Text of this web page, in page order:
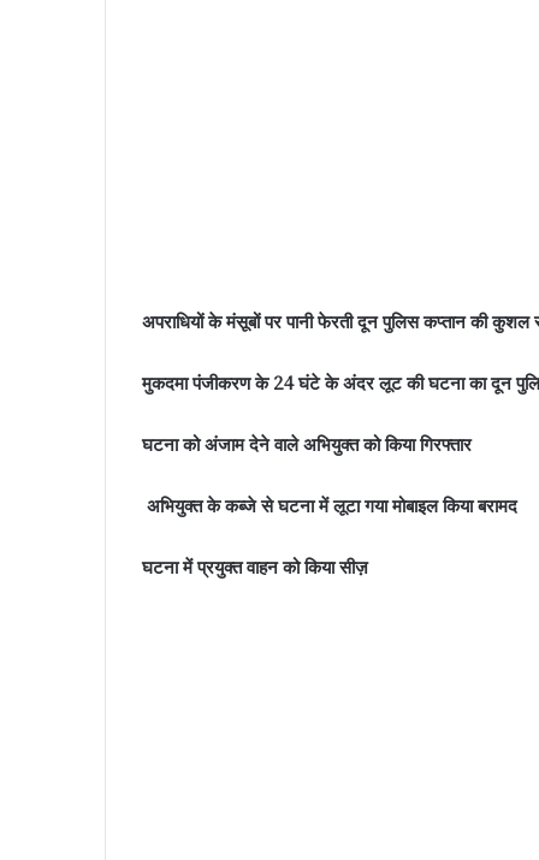
अपराधियों के मंसूबों पर पानी फेरती दून पुलिस कप्तान की कुशल
मुकदमा पंजीकरण के 24 घंटे के अंदर लूट की घटना का दून
घटना को अंजाम देने वाले अभियुक्त को किया गिरफ्तार
अभियुक्त के कब्जे से घटना में लूटा गया मोबाइल किया बरामद
घटना में प्रयुक्त वाहन को किया सीज़